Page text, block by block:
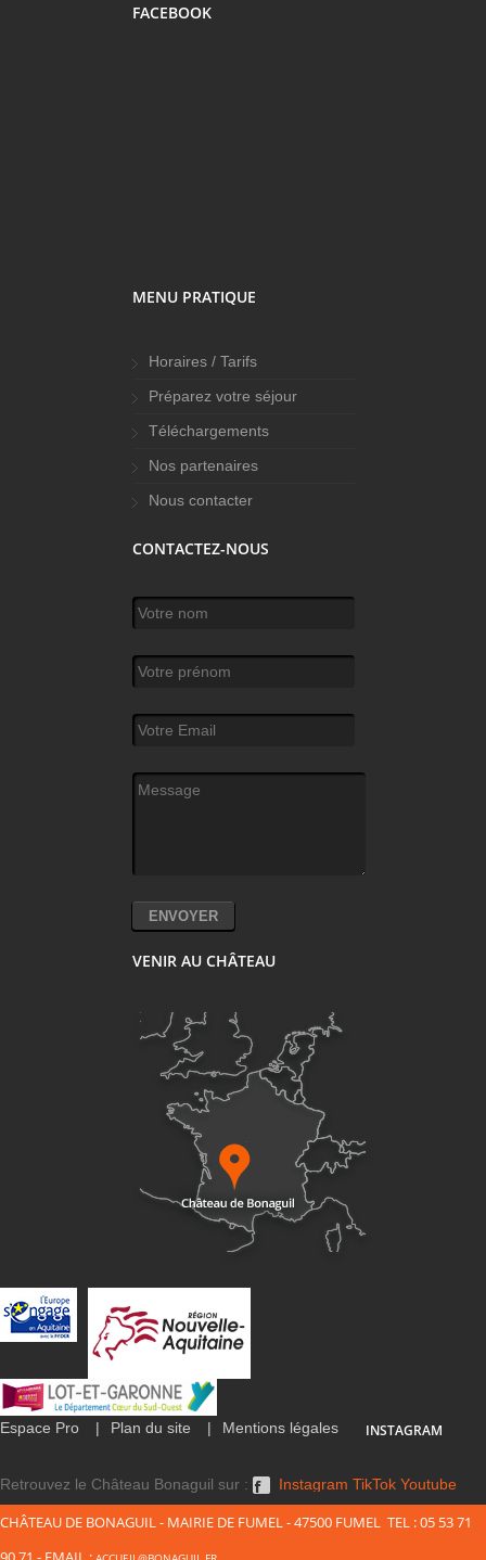
FACEBOOK
MENU PRATIQUE
Horaires / Tarifs
Préparez votre séjour
Téléchargements
Nos partenaires
Nous contacter
CONTACTEZ-NOUS
Votre nom
Votre prénom
Votre Email
Message
VENIR AU CHÂTEAU
Espace Pro Plan du site Mentions légales INSTAGRAM
Retrouvez le Château Bonaguil sur : Instagram TikTok Youtube
CHÂTEAU DE BONAGUIL - MAIRIE DE FUMEL - 47500 FUMEL TEL : 05 53 71